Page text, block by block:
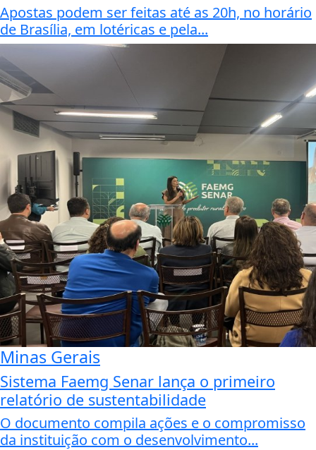
Apostas podem ser feitas até as 20h, no horário
de Brasília, em lotéricas e pela...
Minas Gerais
Sistema Faemg Senar lança o primeiro
relatório de sustentabilidade
O documento compila ações e o compromisso
da instituição com o desenvolvimento...